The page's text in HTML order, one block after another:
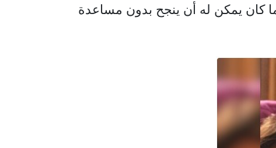
كان يمكن له أن ينجح بدون مساعدة